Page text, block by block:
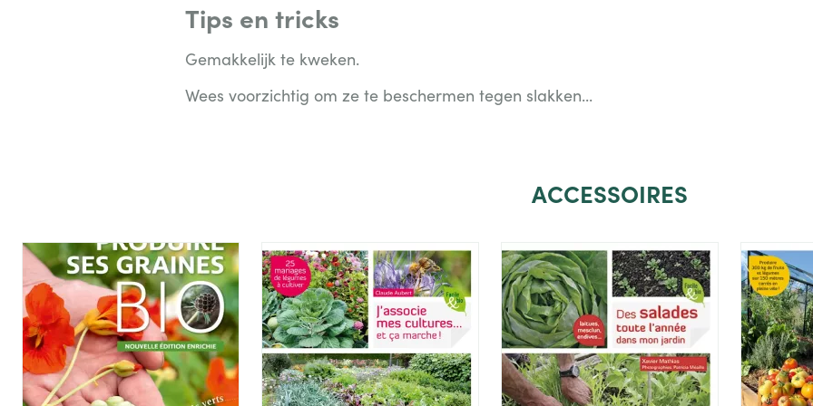
Tips en tricks
Gemakkelijk te kweken.
Wees voorzichtig om ze te beschermen tegen slakken...
ACCESSOIRES